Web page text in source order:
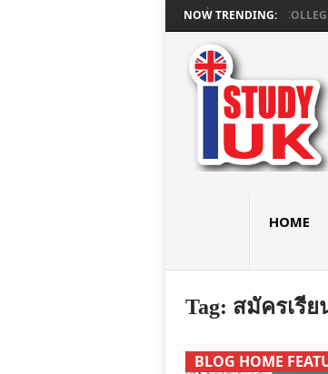
NOW TRENDING:
ษ GCSE และ A LEVEL ใน LONDON ที่ ASHBOURNE COLLEGE
HOME
Tag: สมัครเรี
BLOG HOME